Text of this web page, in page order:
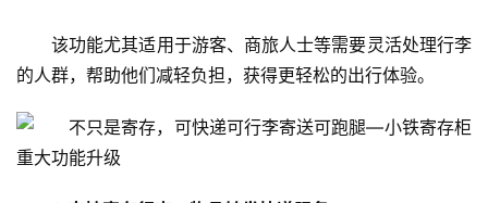
该功能尤其适用于游客、商旅人士等需要灵活处理行李
的人群，帮助他们减轻负担，获得更轻松的出行体验。